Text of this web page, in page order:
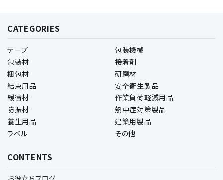
CATEGORIES
テープ
包装材
梱包材
結束用品
緩衝材
防振材
養生用品
ラベル
包装機械
接着剤
研磨材
安全衛生製品
作業負荷軽減用品
熱中症対策製品
建築用製品
その他
CONTENTS